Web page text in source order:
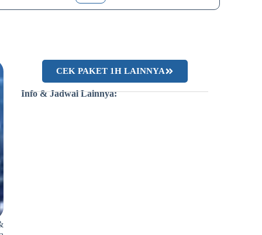
CEK PAKET 1H LAINNYA
Info & Jadwal Lainnya: